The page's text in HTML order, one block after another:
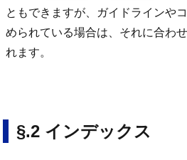
ともできますが、ガイドラインや
められている場合は、それに合わ
れます。
インデックス